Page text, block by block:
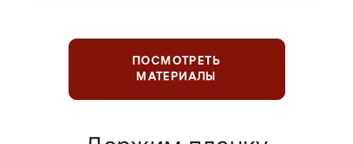
ПОСМОТРЕТЬ
МАТЕРИАЛЫ